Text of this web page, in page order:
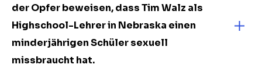
der Opfer beweisen, dass Tim Walz als
Highschool-Lehrer in Nebraska einen
minderjährigen Schüler sexuell
missbraucht hat.